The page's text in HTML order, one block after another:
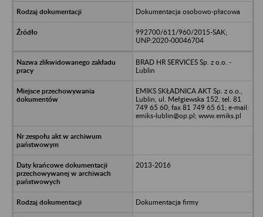
Dokumentacja osobowo-płacowa
992700/611/960/2015-SAK;
UNP:2020-00046704
BRAD HR SERVICES Sp. z o.o. -
Lublin
EMIKS SKŁADNICA AKT Sp. z o.o.,
Lublin, ul. Mełgiewska 152, tel. 81
749 65 60; fax 81 749 65 61; e-mail:
emiks-lublin@op.pl; www.emiks.pl
2013-2016
Dokumentacja firmy